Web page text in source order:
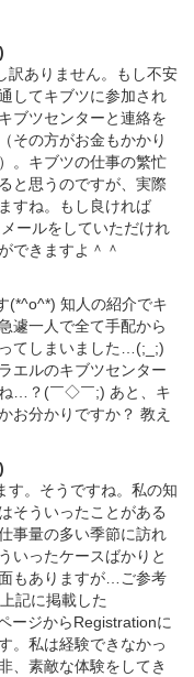
訳ありません。もし不安
してキブツに参加され
ブツセンターと連絡を
その方がお金もかかり
。キブツの仕事の繁忙
と思うのですが、実際
すね。もし良ければ
ールをしていただけれ
できますよ＾＾
(*^o^*) 知人の紹介でキ
遽一人で全て手配から
てしまいました…(;_;)
エルのキブツセンター
ね…？(￣◇￣;) あと、キ
お分かりですか？ 教え
す。そうですね。私の知
そういったことがある
事量の多い季節に訪れ
いったケースばかりと
もありますが…ご参考
記に掲載した
ージからRegistrationに
。私は経験できなかっ
、素敵な体験をしてき